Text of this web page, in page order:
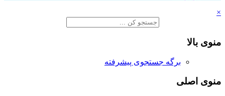
×
منوی بالا
برگه جستجوی پیشرفته
منوی اصلی